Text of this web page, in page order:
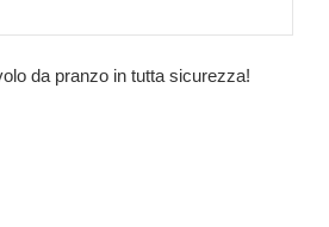
da pranzo in tutta sicurezza!